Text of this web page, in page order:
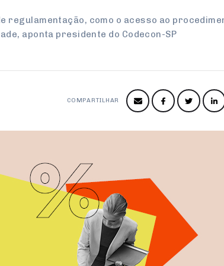
regulamentação, como o acesso ao
aponta presidente do Codecon-SP
COMPARTILHAR